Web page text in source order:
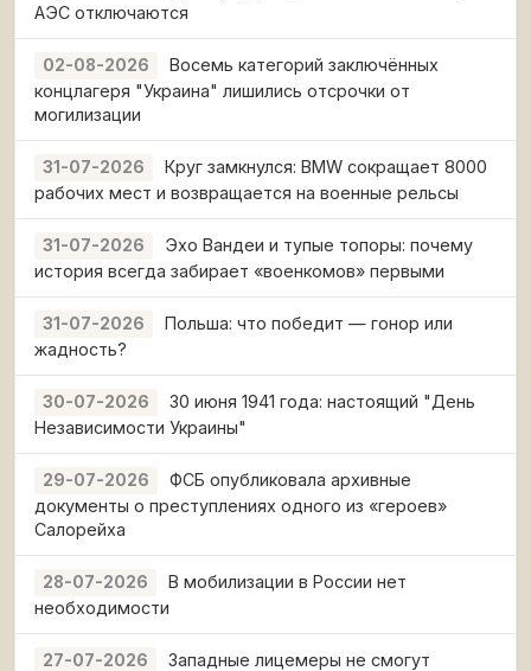
АЭС отключаются
02-08-2026
Восемь категорий заключённых
концлагеря "Украина" лишились отсрочки от
могилизации
31-07-2026
Круг замкнулся: BMW сокращает 8000
рабочих мест и возвращается на военные рельсы
31-07-2026
Эхо Вандеи и тупые топоры: почему
история всегда забирает «военкомов» первыми
31-07-2026
Польша: что победит — гонор или
жадность?
30-07-2026
30 июня 1941 года: настоящий "День
Независимости Украины"
29-07-2026
ФСБ опубликовала архивные
документы о преступлениях одного из «героев»
Салорейха
28-07-2026
В мобилизации в России нет
необходимости
27-07-2026
Западные лицемеры не смогут